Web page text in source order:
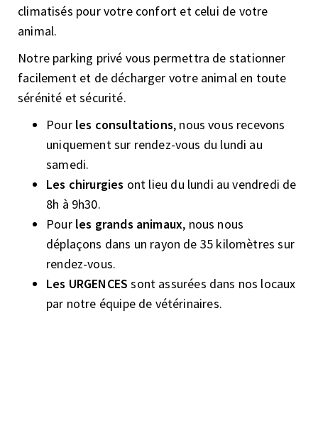
climatisés pour votre confort et celui de votre
animal.
Notre parking privé vous permettra de stationner
facilement et de décharger votre animal en toute
sérénité et sécurité.
Pour les consultations, nous vous recevons
uniquement sur rendez-vous du lundi au
samedi.
Les chirurgies ont lieu du lundi au vendredi de
8h à 9h30.
Pour les grands animaux, nous nous
déplaçons dans un rayon de 35 kilomètres sur
rendez-vous.
Les URGENCES sont assurées dans nos locaux
par notre équipe de vétérinaires.